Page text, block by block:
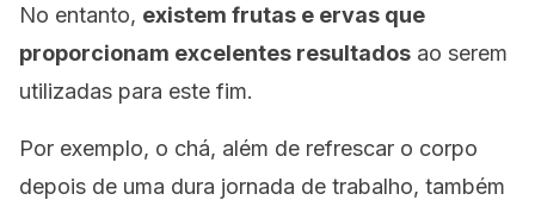
No entanto, existem frutas e ervas que
proporcionam excelentes resultados ao serem
utilizadas para este fim.
Por exemplo, o chá, além de refrescar o corpo
depois de uma dura jornada de trabalho, também